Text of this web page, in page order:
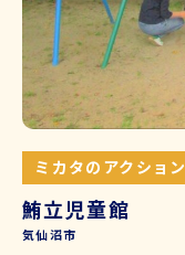
ミカタのアクション
鮪立児童館
気仙沼市